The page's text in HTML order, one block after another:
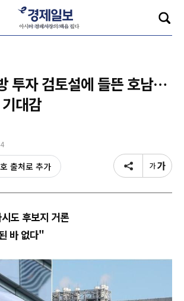
투자 검토설에 들뜬 호남…
대감
출처로 추가
도 후보지 거론
바 없다"